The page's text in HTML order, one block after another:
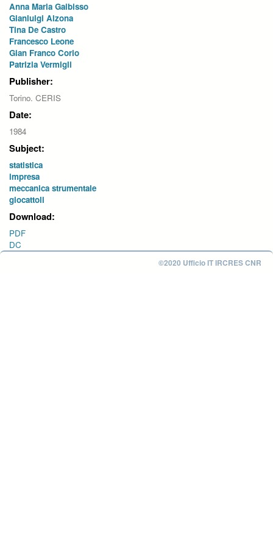
Anna Maria Gaibisso
Gianluigi Alzona
Tina De Castro
Francesco Leone
Gian Franco Corio
Patrizia Vermigli
Publisher:
Torino. CERIS
Date:
1984
Subject:
statistica
impresa
meccanica strumentale
giocattoli
Download:
PDF
DC
©2020 Ufficio IT IRCRES CNR